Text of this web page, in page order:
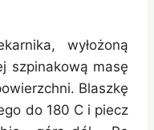
wyłożoną
szpinakową masę
Blaszkę
do 180 C i piecz